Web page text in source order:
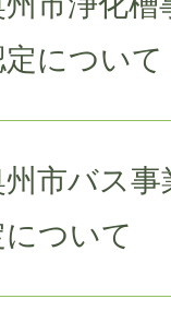
について
市バス
ついて